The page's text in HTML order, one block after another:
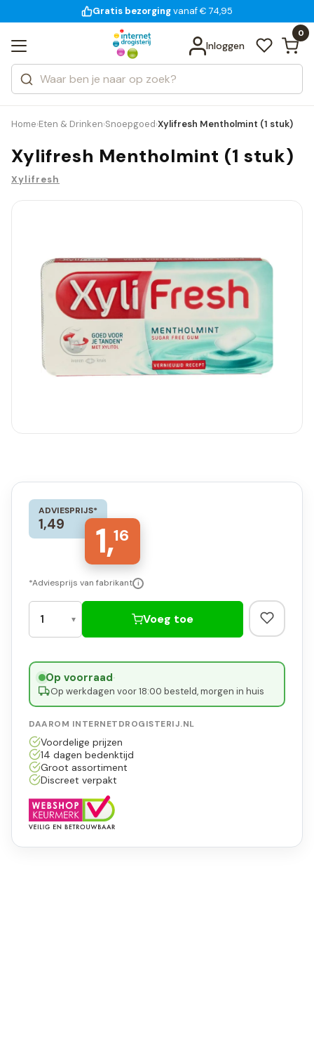
voor 18:00 uur besteld
Gratis bezorgingvanaf € 74,95
14 dagen bedenktijd
Inloggen
0
Zoeken
Categorieën
Merken
Bekijk alle resultaten
Home›Eten & Drinken›Snoepgoed›Xylifresh Mentholmint (1 stuk)
Xylifresh Mentholmint (1 stuk)
Xylifresh
ADVIESPRIJS*
1,49 1,16
*Adviesprijs van fabrikant i
Voeg toe
Op voorraad·
Op werkdagen voor 18:00 besteld, morgen in huis
DAAROM INTERNETDROGISTERIJ.NL
Voordelige prijzen
14 dagen bedenktijd
Groot assortiment
Discreet verpakt